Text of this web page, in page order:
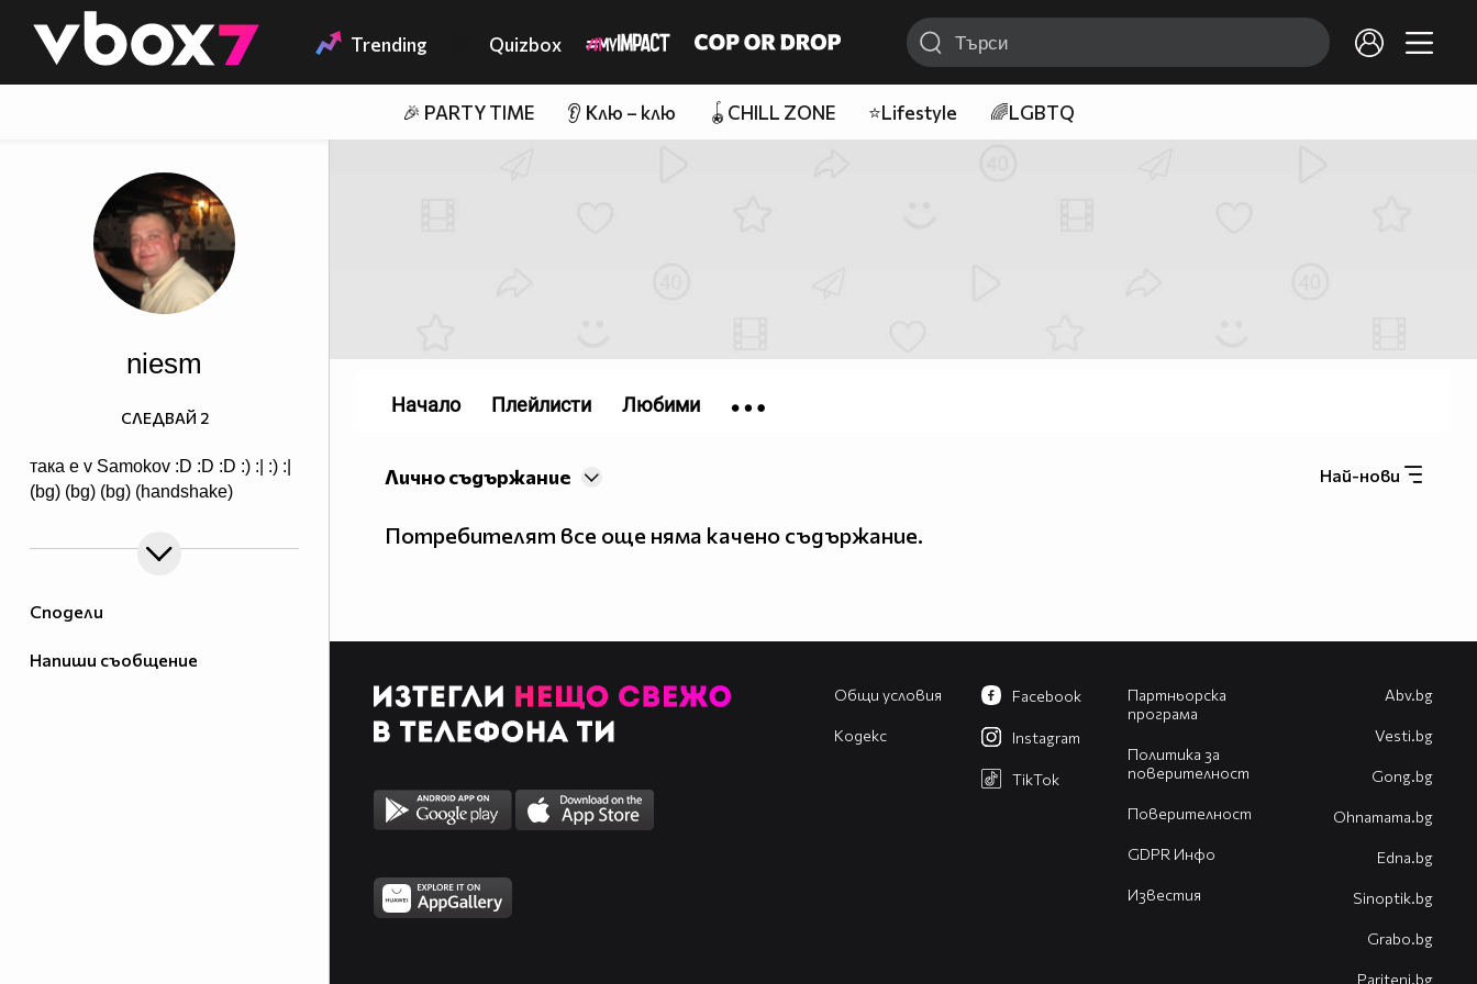
👾 Trending Quizbox
🎉 PARTY TIME 👂 Клю – клю 🪀CHILL ZONE ⭐Lifestyle 🌈LGBTQ
Сподели
Напиши съобщение
niesm
така е v Samokov :D :D :D :) :| :) :|
(bg) (bg) (bg) (handshake)
СЛЕДВАЙ 2
Най-нови
Лично съдържание
Потребителят все още няма качено съдържание.
Начало Плейлисти Любими
Общи условия
Кодекс
Партньорска
програма
Политика за
поверителност
Поверителност
GDPR Инфо
Известия
Facebook
Instagram
TikTok
Abv.bg
Vesti.bg
Gong.bg
Оhnamama.bg
Edna.bg
Sinoptik.bg
Grabo.bg
Pariteni.bg